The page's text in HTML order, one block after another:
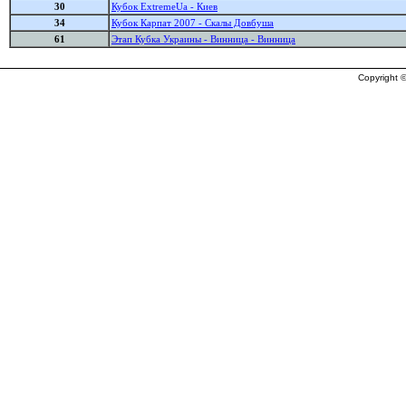
30
Кубок ExtremeUa - Киев
34
Кубок Карпат 2007 - Скалы Довбуша
61
Этап Кубка Украины - Винница - Винница
Copyright